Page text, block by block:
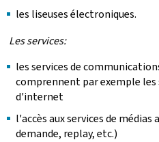
les liseuses électroniques.
Les services:
les services de
comprennent par exemple
d'internet
l'accès aux services de médias
demande, replay, etc.)